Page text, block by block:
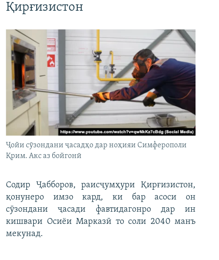
Қирғизистон
Ҷойи сӯзондани ҷасадҳо дар ноҳияи Симферополи
Қрим. Акс аз бойгонӣ
Содир Ҷабборов, раисҷумҳури Қирғизистон,
қонунеро имзо кард, ки бар асоси он
сӯзондани ҷасади фавтидагонро дар ин
кишвари Осиёи Марказӣ то соли 2040 манъ
мекунад.